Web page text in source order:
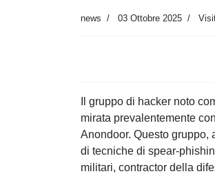
news 03 Ottobre 2025
Il gruppo di hacker noto
mirata prevalentemente
Anondoor. Questo gruppo,
di tecniche di spear-
militari, contractor della